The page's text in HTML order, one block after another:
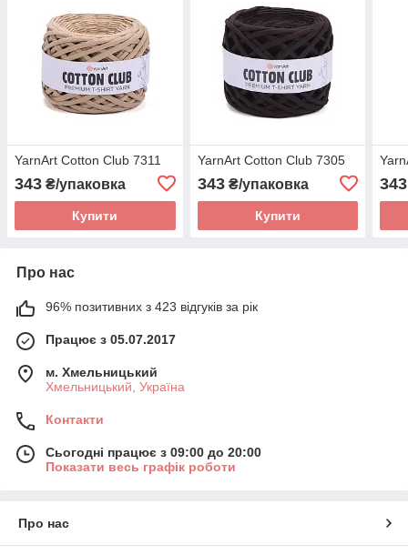
YarnArt Cotton Club 7311
343 ₴/упаковка
Купити
YarnArt Cotton Club 7305
343₴/упаковка
Купити
343
Про нас
96% позитивних з 423 відгуків за рік
Працює з 05.07.2017
м. Хмельницький
Хмельницький, Україна
Контакти
Сьогодні працює з 09:00 до 20:00
Показати весь графік роботи
Про нас